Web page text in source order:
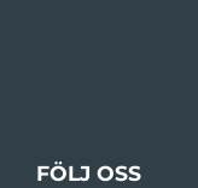
FÖLJ OSS